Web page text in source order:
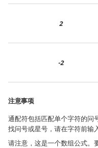
2
-2
注意事项
通配符包括匹配单个字符的问
找问号或星号，请在字符前输
请注意，这是一个数组公式。